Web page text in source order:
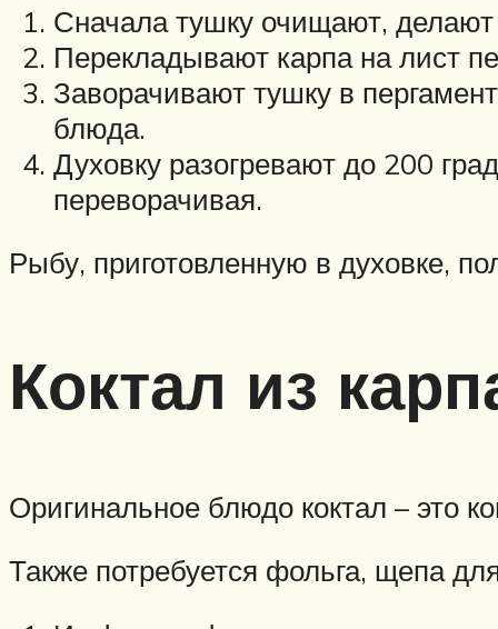
Сначала тушку очищают,
Перекладывают карпа на лист
Заворачивают тушку в
блюда.
Духовку разогревают до 200
переворачивая.
Рыбу, приготовленную в духовке,
Коктал из
Оригинальное блюдо коктал – это
Также потребуется фольга, щепа